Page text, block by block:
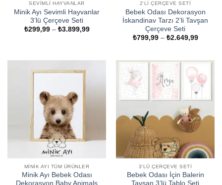
SEVIMLI HAYVANLAR
Minik Ayı Sevimli Hayvanlar
3’lü Çerçeve Seti
₺299,99 – ₺3.899,99Fiyat
2'LI ÇERÇEVE SETI
Bebek Odası Dekorasyon
İskandinav Tarzı 2’li Tavşan
Çerçeve Seti
₺799,99 – ₺2.649,99Fiyat
MINIK AYI TÜM ÜRÜNLER
Minik Ayı Bebek Odası
Dekorasyon Baby Animals
3'LÜ ÇERÇEVE SETI
Bebek Odası İçin Balerin
Tavşan 3’lü Tablo Seti